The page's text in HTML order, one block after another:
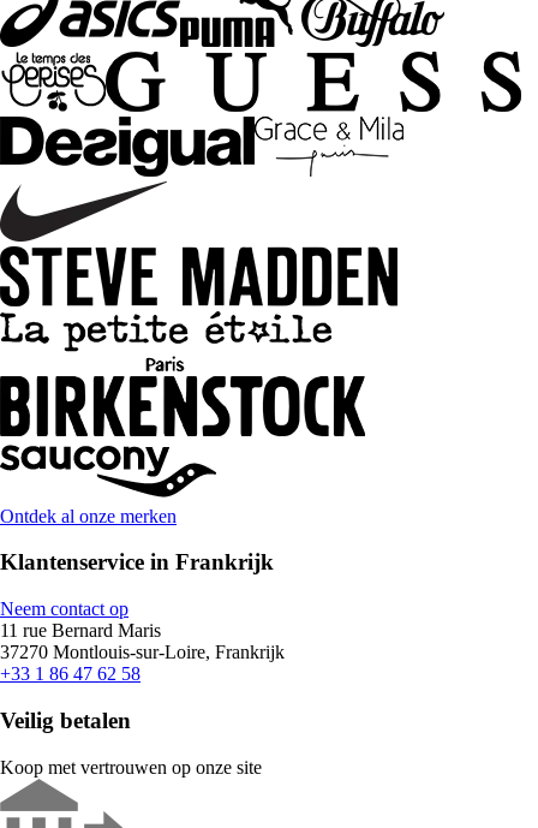
Ontdek al onze merken
Klantenservice in Frankrijk
Neem contact op
11 rue Bernard Maris
37270 Montlouis-sur-Loire, Frankrijk
+33 1 86 47 62 58
Veilig betalen
Koop met vertrouwen op onze site